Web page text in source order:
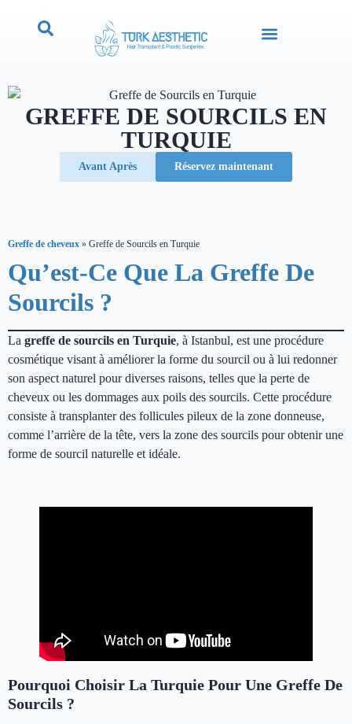
GREFFE DE SOURCILS EN
TURQUIE
Avant Après Réservez maintenant
Greffe de cheveux » Greffe de Sourcils en Turquie
Qu’est-Ce Que La Greffe De
Sourcils ?
La greffe de sourcils en Turquie, à Istanbul, est une procédure
cosmétique visant à améliorer la forme du sourcil ou à lui redonner
son aspect naturel pour diverses raisons, telles que la perte de
cheveux ou les dommages aux poils des sourcils. Cette procédure
consiste à transplanter des follicules pileux de la zone donneuse,
comme l’arrière de la tête, vers la zone des sourcils pour obtenir une
forme de sourcil naturelle et idéale.
Trasplante de Cejas en Turquía
Pourquoi Choisir La Turquie Pour Une Greffe De
Sourcils ?